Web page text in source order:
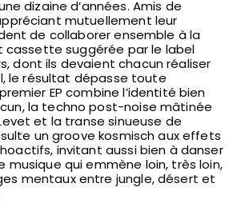
dizaine d’années. Amis de
mutuellement leur
de collaborer ensemble à la
cassette suggérée par le label
dont ils devaient chacun réaliser
le résultat dépasse toute
EP combine l’identité bien
la techno post-noise mâtinée
et la transe sinueuse de
un groove kosmisch aux effets
invitant aussi bien à danser
musique qui emmène loin, très loin,
mentaux entre jungle, désert et